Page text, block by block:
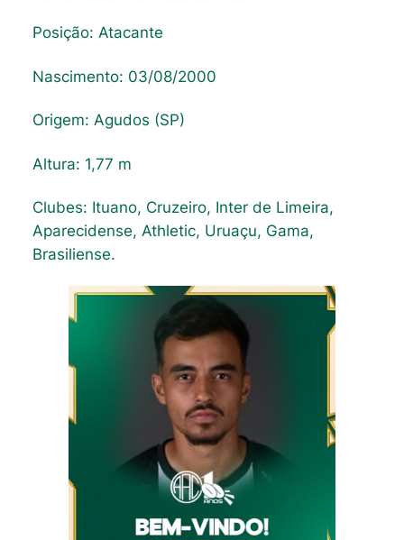
Posição: Atacante
Nascimento: 03/08/2000
Origem: Agudos (SP)
Altura: 1,77 m
Clubes: Ituano, Cruzeiro, Inter de Limeira,
Aparecidense, Athletic, Uruaçu, Gama,
Brasiliense.